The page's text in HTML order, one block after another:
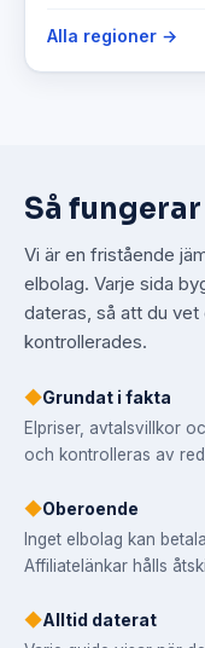
Alla regioner →
Så
Vi är en fristående
elbolag. Varje sida
dateras, så att du
kontrollerades.
◆Grundat i fakta
Elpriser, avtalsvillkor
och kontrolleras av
◆Oberoende
Inget elbolag kan
Affiliatelänkar hålls
◆Alltid daterat